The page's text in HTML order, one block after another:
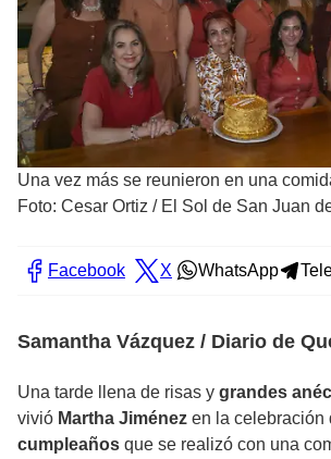
Una vez más se reunieron en una
Foto: Cesar Ortiz / El Sol de San Juan
Facebook X WhatsApp
Samantha Vázquez / Diario de
Una tarde llena de risas y grandes
vivió Martha Jiménez en la celebración
cumpleaños que se realizó con una